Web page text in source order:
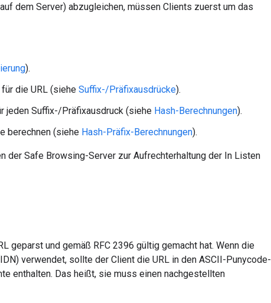
dem Server) abzugleichen, müssen Clients zuerst um das
).
die URL (siehe Suffix-/Präfixausdrücke).
jeden Suffix-/Präfixausdruck (siehe Hash-Berechnungen).
berechnen (siehe Hash-Präfix-Berechnungen).
der Safe Browsing-Server zur Aufrechterhaltung der In Listen
geparst und gemäß RFC 2396 gültig gemacht hat. Wenn die
verwendet, sollte der Client die URL in den ASCII-Punycode-
enthalten. Das heißt, sie muss einen nachgestellten